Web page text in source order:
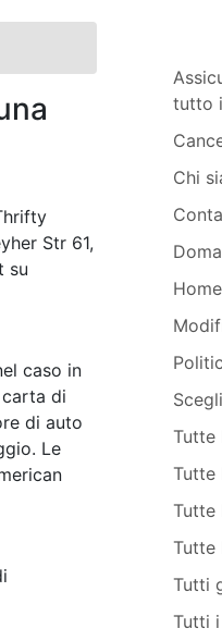
Str 61,
su
caso in
di
di auto
Le
tutto
Chi
Home
Tutte
Tutte
Tutte
Tutte
Tutti
Tutti